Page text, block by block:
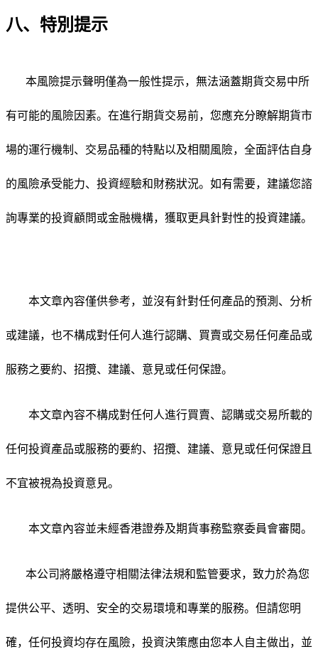
八、特別提示
本風險提示聲明僅為一般性提示，無法涵蓋期貨交易中所
有可能的風險因素。在進行期貨交易前，您應充分瞭解期貨市
場的運行機制、交易品種的特點以及相關風險，全面評估自身
的風險承受能力、投資經驗和財務狀況。如有需要，建議您諮
詢專業的投資顧問或金融機構，獲取更具針對性的投資建議。
本文章內容僅供參考，並沒有針對任何產品的預測、分析
或建議，也不構成對任何人進行認購、買賣或交易任何產品或
服務之要約、招攬、建議、意見或任何保證。
本文章內容不構成對任何人進行買賣、認購或交易所載的
任何投資產品或服務的要約、招攬、建議、意見或任何保證且
不宜被視為投資意見。
本文章內容並未經香港證券及期貨事務監察委員會審閱。
本公司將嚴格遵守相關法律法規和監管要求，致力於為您
提供公平、透明、安全的交易環境和專業的服務。但請您明
確，任何投資均存在風險，投資決策應由您本人自主做出，並